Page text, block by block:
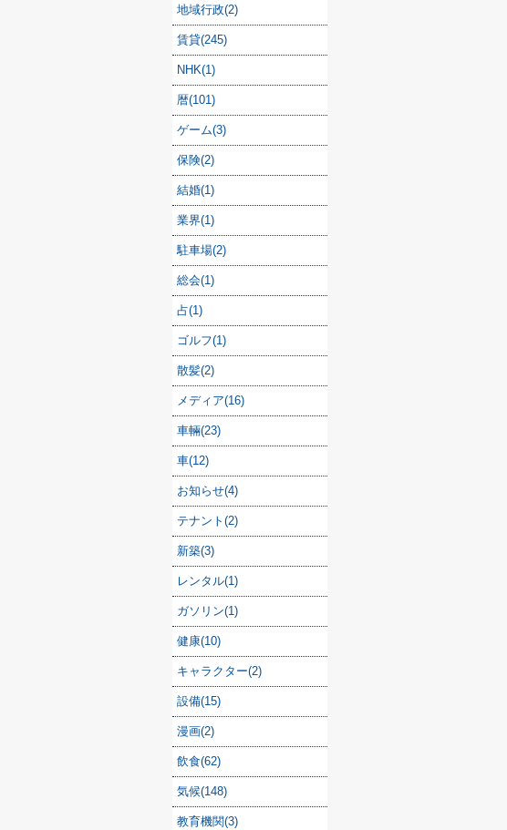
地域行政(2)
賃貸(245)
NHK(1)
暦(101)
ゲーム(3)
保険(2)
結婚(1)
業界(1)
駐車場(2)
総会(1)
占(1)
ゴルフ(1)
散髪(2)
メディア(16)
車輛(23)
車(12)
お知らせ(4)
テナント(2)
新築(3)
レンタル(1)
ガソリン(1)
健康(10)
キャラクター(2)
設備(15)
漫画(2)
飲食(62)
気候(148)
教育機関(3)